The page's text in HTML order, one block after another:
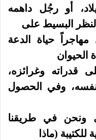
أو رجُل داهمه
البسيط على
حياة الدعة
الحيوان
قدراته وغرائزه،
وفي الحصول
ونحن في طريقنا
(ماذا